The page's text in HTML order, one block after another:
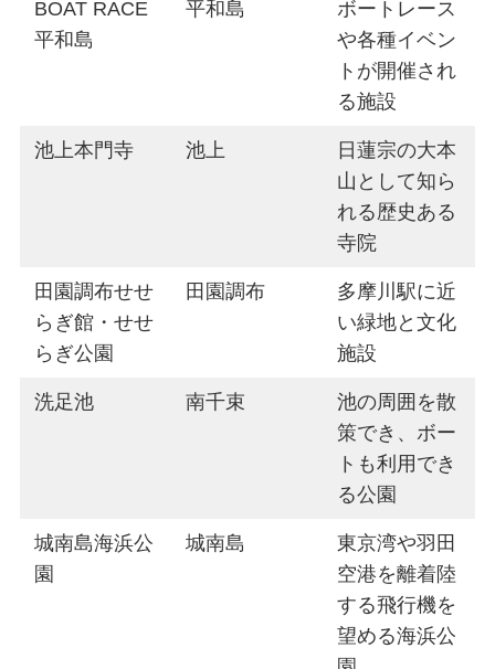
BOAT RACE
平和島
平和島
ボートレース
や各種イベン
トが開催され
る施設
池上本門寺 池上
日蓮宗の大本
山として知ら
れる歴史ある
寺院
田園調布せせ
らぎ館・せせ
らぎ公園
田園調布
多摩川駅に近
い緑地と文化
施設
洗足池 南千束
池の周囲を散
策でき、ボー
トも利用でき
る公園
城南島海浜公
園
城南島
東京湾や羽田
空港を離着陸
する飛行機を
望める海浜公